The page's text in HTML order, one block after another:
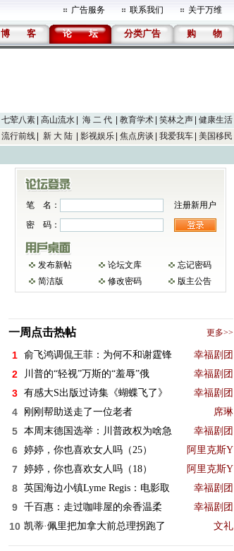
广告服务 联系我们 关于万维
博 客 论 坛 分类广告 购 物
七荤八素 高山流水 海 二 代 教育学术 笑林之声
健康生活
流行前线 新 大 陆 影视娱乐 焦点房谈 我爱我车 美国移民
笔 名：
注册新用户
密 码：
发布新帖 论坛文库
忘记密码
简洁版
修改密码 版主公告
一周点击热帖 更多>>
1 俞飞鸿调侃王菲：为何不和谢霆锋 幸福剧团
2 川普的“轻视”万斯的“羞辱”俄 幸福剧团
3 有感大S出版过诗集《蝴蝶飞了》 幸福剧团
4 刚刚帮助送走了一位老者 席琳
5 本周末德国选举：川普政权为啥急 幸福剧团
6 婷婷，你也喜欢女人吗（25） 阿里克斯Y
7 婷婷，你也喜欢女人吗（18） 阿里克斯Y
8 英国海边小镇Lyme Regis：电影取 幸福剧团
9 千百惠：走过咖啡屋的余香温柔 幸福剧团
10 凯蒂·佩里把加拿大前总理拐跑了 文礼